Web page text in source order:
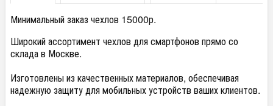
Минимальный заказ чехлов 15000р.
Широкий ассортимент чехлов для смартфонов прямо со
склада в Москве.
Изготовлены из качественных материалов, обеспечивая
надежную защиту для мобильных устройств ваших клиентов.